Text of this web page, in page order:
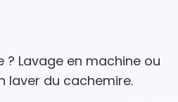
Lavage en machine ou
laver du cachemire.